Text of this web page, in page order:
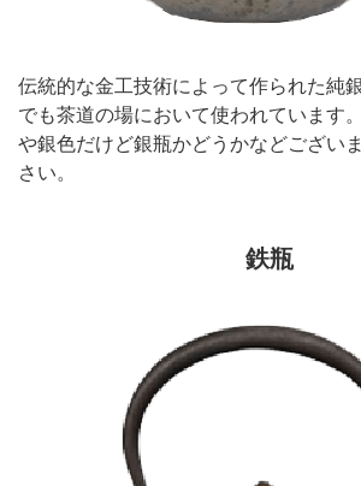
伝統的な金工技術によって作られた純
でも茶道の場において使われています
や銀色だけど銀瓶かどうかなどござい
さい。
鉄瓶